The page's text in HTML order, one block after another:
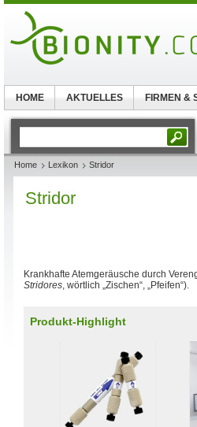
Home Lexikon Stridor
Stridor
Krankhafte Atemgeräusche durch
Stridores, wörtlich „Zischen“, „Pfeifen“).
Produkt-Highlight
HOME AKTUELLES FIRMEN &